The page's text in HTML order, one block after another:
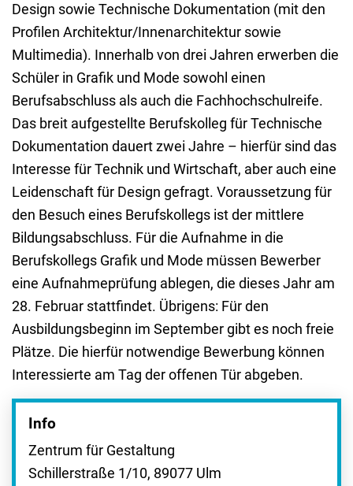
Design sowie Technische Dokumentation (mit den
Profilen Architektur/Innenarchitektur sowie
Multimedia). Innerhalb von drei Jahren erwerben die
Schüler in Grafik und Mode sowohl einen
Berufsabschluss als auch die Fachhochschulreife.
Das breit aufgestellte Berufskolleg für Technische
Dokumentation dauert zwei Jahre – hierfür sind das
Interesse für Technik und Wirtschaft, aber auch eine
Leidenschaft für Design gefragt. Voraussetzung für
den Besuch eines Berufskollegs ist der mittlere
Bildungsabschluss. Für die Aufnahme in die
Berufskollegs Grafik und Mode müssen Bewerber
eine Aufnahmeprüfung ablegen, die dieses Jahr am
28. Februar stattfindet. Übrigens: Für den
Ausbildungsbeginn im September gibt es noch freie
Plätze. Die hierfür notwendige Bewerbung können
Interessierte am Tag der offenen Tür abgeben.
Info
Zentrum für Gestaltung
Schillerstraße 1/10, 89077 Ulm